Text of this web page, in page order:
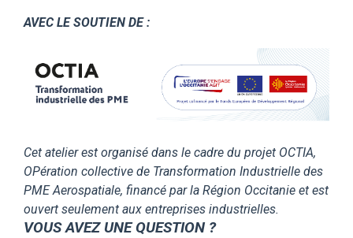
AVEC LE SOUTIEN DE :
Cet atelier est organisé dans le cadre du projet OCTIA,
OPération collective de Transformation Industrielle des
PME Aerospatiale, financé par la Région Occitanie et est
ouvert seulement aux entreprises industrielles.
VOUS AVEZ UNE QUESTION ?